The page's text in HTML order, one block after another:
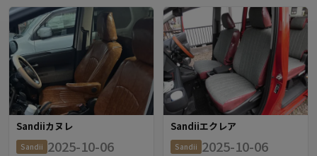
Sandiiカヌレ
Sandii 2025-10-06
Sandiiエクレア
Sandii 2025-10-06